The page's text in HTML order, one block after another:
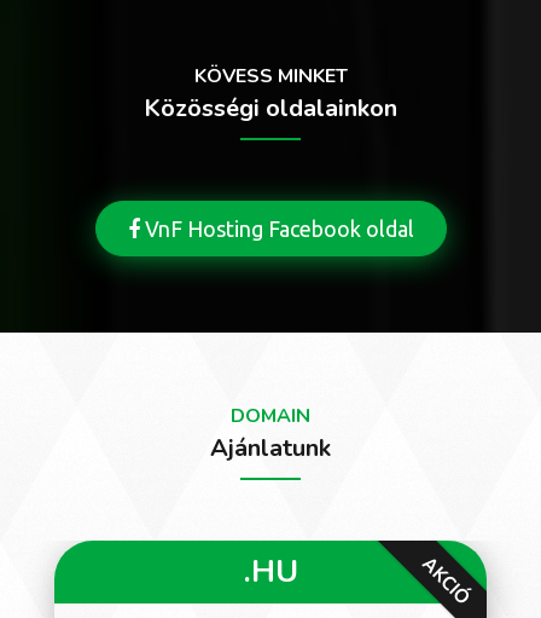
KÖVESS MINKET
Közösségi oldalainkon
VnF Hosting Facebook oldal
DOMAIN
Ajánlatunk
AKCIÓ
.HU